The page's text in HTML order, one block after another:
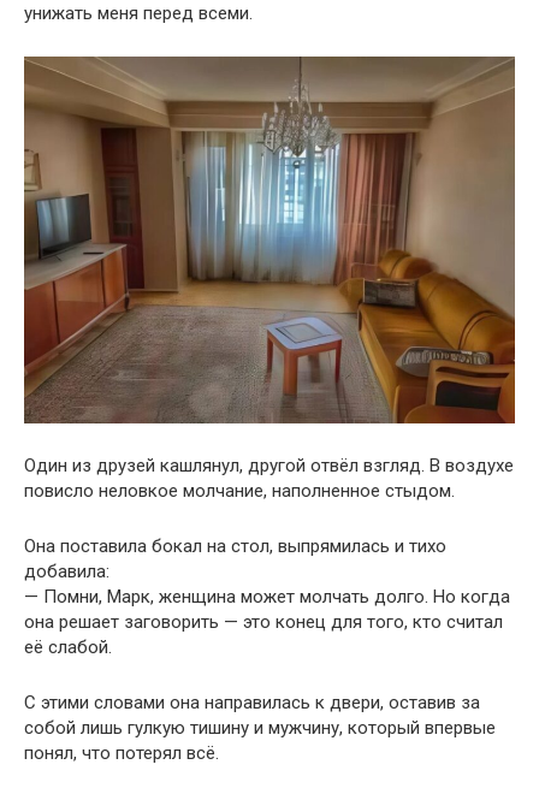
унижать меня перед всеми.
Один из друзей кашлянул, другой отвёл взгляд. В воздухе
повисло неловкое молчание, наполненное стыдом.
Она поставила бокал на стол, выпрямилась и тихо
добавила:
— Помни, Марк, женщина может молчать долго. Но когда
она решает заговорить — это конец для того, кто считал
её слабой.
С этими словами она направилась к двери, оставив за
собой лишь гулкую тишину и мужчину, который впервые
понял, что потерял всё.